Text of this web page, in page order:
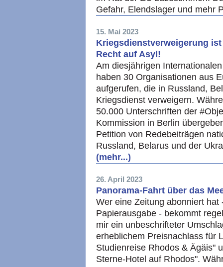
Gefahr, Elendslager und mehr
15. Mai 2023
Kriegsdienstverweigerung
Recht auf Asyl!
Am diesjährigen
haben 30 Organisationen aus
aufgerufen, die in Russland,
Kriegsdienst verweigern.
50.000 Unterschriften der
Kommission in Berlin
Petition von Redebeiträgen
Russland, Belarus und der
(mehr...)
26. April 2023
Panorama-Fahrt über das
Wer eine Zeitung abonniert
Papierausgabe - bekommt
mir ein unbeschrifteter
erheblichem Preisnachlass für
Studienreise Rhodos & Ägäis"
Sterne-Hotel auf Rhodos".